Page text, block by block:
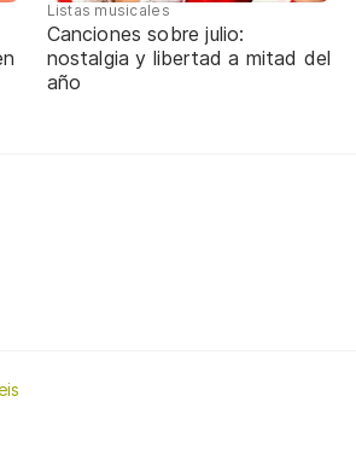
Listas musicales
Canciones sobre julio:
nostalgia y libertad a mitad del
año